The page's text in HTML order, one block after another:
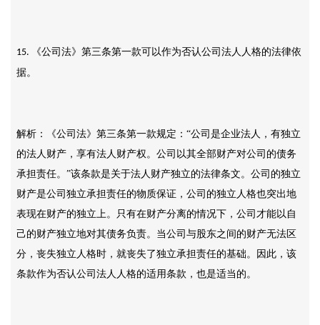
15.
《公司法》第三条第一款可以作为否认公司法人人格的法律依
据。
解析：《公司法》第三条第一款规定：“公司是企业法人，有独立
的法人财产，享有法人财产权。公司以其全部财产对公司的债务
承担责任。”该条款是关于法人财产独立的法律条文。公司的独立
财产是公司独立承担责任的物质保证，公司的独立人格也突出地
表现在财产的独立上。只有在财产分离的情况下，公司才能以自
己的财产独立地对其债务负责。当公司与股东之间的财产无法区
分，丧失独立人格时，就丧失了独立承担责任的基础。因此，该
条款作为否认公司法人人格的适用条款，也是适当的。